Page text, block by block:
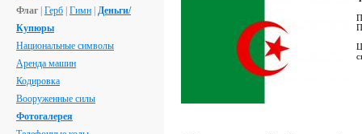
Флаг Герб Гимн Деньги/
Купюры
Национальные символы
Аренда машин
Кодировка
Вооруженные силы
Фотогалерея